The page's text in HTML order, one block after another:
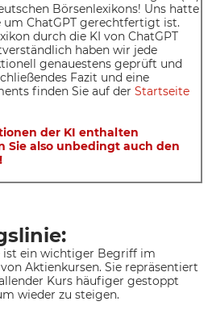
Börsenlexikons! Uns hatte
um ChatGPT gerechtfertigt ist.
durch die KI von ChatGPT
haben wir jede
genauestens geprüft und
Fazit und eine
finden Sie auf der Startseite
der KI enthalten
Sie also unbedingt auch den
ist ein wichtiger Begriff im
Aktienkursen. Sie repräsentiert
Kurs häufiger gestoppt
wieder zu steigen.